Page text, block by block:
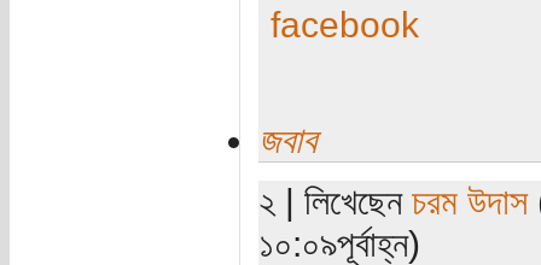
facebook
জবাব
২ | লিখেছেন চরম উদাস
১০:০৯পূর্বাহ্ন)